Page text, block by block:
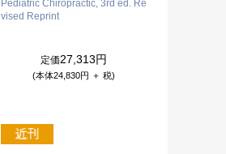
Pediatric Chiropractic, 3rd ed. Re
vised Reprint
定価27,313円
(本体24,830円 ＋ 税)